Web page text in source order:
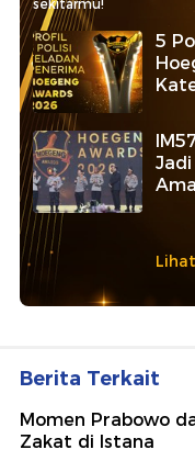
sekitarmu!
5
Berita Terkait
Momen Prabowo
Zakat di Istana